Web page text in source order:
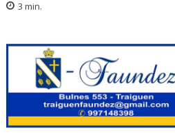
3 min.